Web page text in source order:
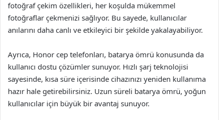
fotoğraf çekim özellikleri, her koşulda mükemmel
fotoğraflar çekmenizi sağlıyor. Bu sayede, kullanıcılar
anılarını daha canlı ve etkileyici bir şekilde yakalayabiliyor.
Ayrıca, Honor cep telefonları, batarya ömrü konusunda da
kullanıcı dostu çözümler sunuyor. Hızlı şarj teknolojisi
sayesinde, kısa süre içerisinde cihazınızı yeniden kullanıma
hazır hale getirebilirsiniz. Uzun süreli batarya ömrü, yoğun
kullanıcılar için büyük bir avantaj sunuyor.